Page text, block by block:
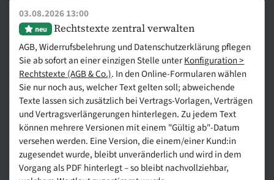
03.08.2026 13:00
neu Rechtstexte zentral verwalten
AGB, Widerrufsbelehrung und Datenschutzerklärung pflegen
Sie ab sofort an einer einzigen Stelle unterKonfiguration >
Rechtstexte (AGB & Co.). In den Online-Formularen wählen
Sie nur noch aus, welcher Text gelten soll; abweichende
Texte lassen sich zusätzlich bei Vertrags-Vorlagen, Verträgen
und Vertragsverlängerungen hinterlegen. Zu jedem Text
können mehrere Versionen mit einem "Gültig ab"-Datum
versehen werden. Eine Version, die einem/einer Kund:in
zugesendet wurde, bleibt unveränderlich und wird in dem
Vorgang als PDF hinterlegt – so bleibt nachvollziehbar,